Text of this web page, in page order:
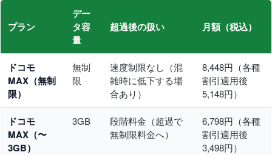
プラン
デー
タ容
量
超過後の扱い 月額（税込）
ドコモ
MAX（無制
限）
無制
限
速度制限なし（混
雑時に低下する場
合あり）
8,448円（各種
割引適用後
5,148円）
ドコモ
MAX（〜
3GB）
3GB
段階料金（超過で
無制限料金へ）
6,798円（各種
割引適用後
3,498円）